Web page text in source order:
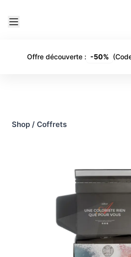
Offre découverte: -50%
Shop / Coffrets